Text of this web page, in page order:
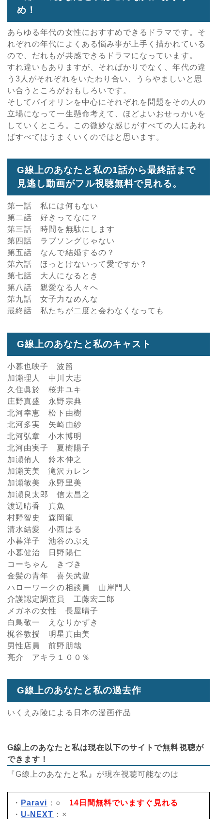
め！
あらゆる年代の女性におすすめできるドラマです。そ
れぞれの年代によくある悩み事が上手く描かれている
ので、だれもが共感できるドラマになっています。
すれ違いもありますが、そればかりでなく、年代の違
う3人がそれぞれをいたわり合い、うらやましいと思
い合うところがおもしろいです。
そしてバイオリンを中心にそれぞれを問題をその人の
立場になって一生懸命考えて、ほどよいおせっかいを
していくところ。この微妙な感じがすべての人にあれ
ばすべてはうまくいくのではと思います。
G線上のあなたと私の1話から最終話まで
見逃し動画がフル視聴無料で見れる。
第一話 私には何もない
第二話 好きってなに？
第三話 時間を無駄にします
第四話 ラブソングじゃない
第五話 なんで結婚するの？
第六話 ほっとけないって愛ですか？
第七話 大人になるとき
第八話 親愛なる人々へ
第九話 女子力なめんな
最終話 私たちが二度と会わなくなっても
G線上のあなたと私のキャスト
小暮也映子 波留
加瀬理人 中川大志
久住眞於 桜井ユキ
庄野真盛 永野宗典
北河幸恵 松下由樹
北河多実 矢崎由紗
北河弘章 小木博明
北河由実子 夏樹陽子
加瀬侑人 鈴木伸之
加瀬芙美 滝沢カレン
加瀬敏美 永野里美
加瀬良太郎 信太昌之
渡辺晴香 真魚
村野智史 森岡龍
清水結愛 小西はる
小暮洋子 池谷のぶえ
小暮健治 日野陽仁
コーちゃん きづき
金髪の青年 喜矢武豊
ハローワークの相談員 山岸門人
介護認定調査員 工藤宏二郎
メガネの女性 長屋晴子
白鳥敬一 えなりかずき
梶谷教授 明星真由美
男性店員 前野朋哉
亮介 アキラ１００％
G線上のあなたと私の過去作
いくえみ陵による日本の漫画作品
G線上のあなたと私は現在以下のサイトで無料視聴が
できます！
『G線上のあなたと私』が現在視聴可能なのは
・ Paravi ：○ 14日間無料でいますぐ見れる
・ U-NEXT ：×